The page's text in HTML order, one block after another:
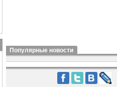
Популярные новости